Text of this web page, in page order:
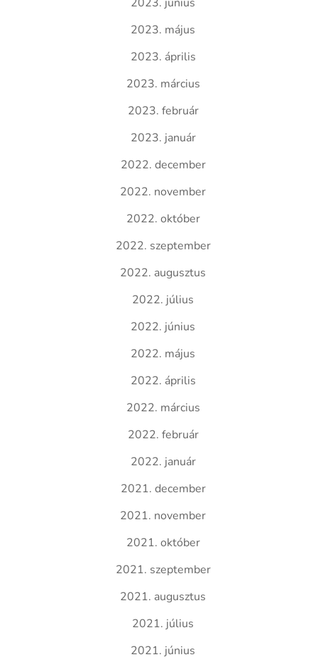
2023. május
2023. április
2023. március
2023. február
2023. január
2022. december
2022. november
2022. október
2022. szeptember
2022. augusztus
2022. július
2022. június
2022. május
2022. április
2022. március
2022. február
2022. január
2021. december
2021. november
2021. október
2021. szeptember
2021. augusztus
2021. július
2021. június